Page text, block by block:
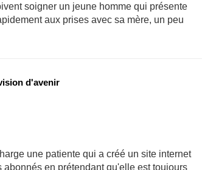
soigner un jeune homme qui présente
aux prises avec sa mère, un peu
d'avenir
une patiente qui a créé un site internet
en prétendant qu'elle est toujours